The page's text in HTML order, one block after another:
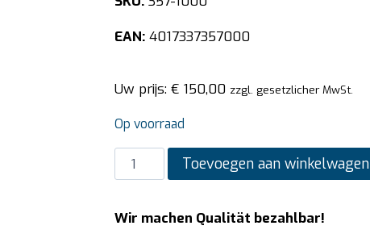
EAN:4017337357000
Uw prijs: €150,00 zzgl. gesetzlicher MwSt.
Op voorraad
SARO
Salade
model
Toevoegen aan winkelwagen
Wir machen Qualität bezahlbar!